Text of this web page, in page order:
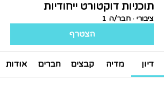
תוכניות דוקטורט ייחודיות
ציבורי · חבר/ה 1
הצטרף
דיון מדיה קבצים חברים אודות